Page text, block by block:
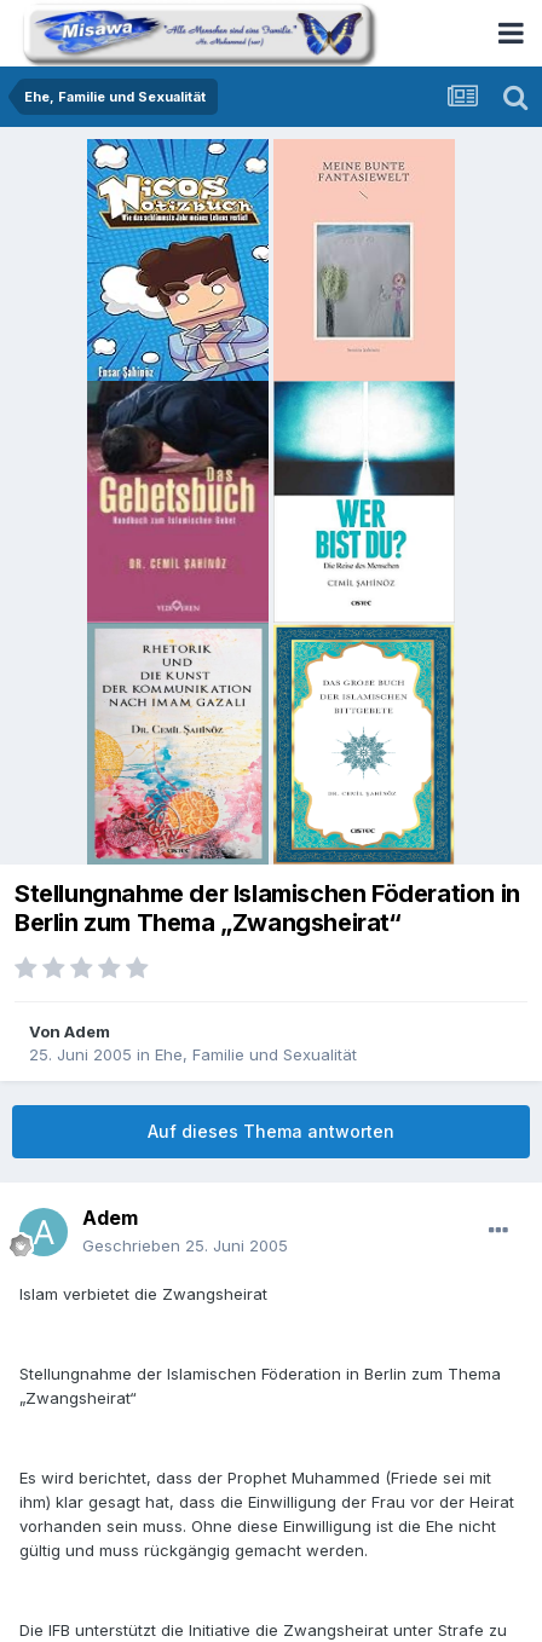
Ehe, Familie und Sexualität
Stellungnahme der Islamischen Föderation in
Berlin zum Thema „Zwangsheirat“
Von Adem
25. Juni 2005 in Ehe, Familie und Sexualität
Auf dieses Thema antworten
Adem
Geschrieben 25. Juni 2005
Islam verbietet die Zwangsheirat
Stellungnahme der Islamischen Föderation in Berlin zum Thema
„Zwangsheirat“
Es wird berichtet, dass der Prophet Muhammed (Friede sei mit
ihm) klar gesagt hat, dass die Einwilligung der Frau vor der Heirat
vorhanden sein muss. Ohne diese Einwilligung ist die Ehe nicht
gültig und muss rückgängig gemacht werden.
Die IFB unterstützt die Initiative die Zwangsheirat unter Strafe zu